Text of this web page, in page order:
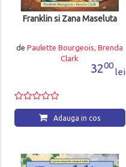
Franklin si Zana Maseluta
dePaulette Bourgeois, Brenda
Clark
3200
lei
Adauga in cos